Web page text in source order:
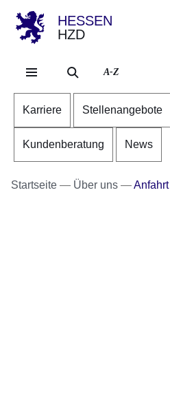
HESSEN
HZD
A-Z
Karriere Stellenangebote
Kundenberatung News
Startseite Über uns Anfahrt